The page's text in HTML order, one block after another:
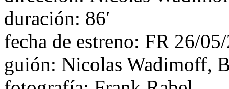
duración: 86′
fecha de estreno: FR 26/
guión: Nicolas Wadimoff,